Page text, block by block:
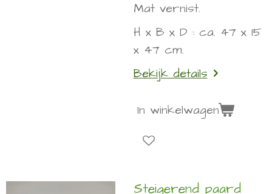
Mat vernist.
H x B x D : ca. 47 x 15
x 47 cm.
Bekijk details
In winkelwagen
Steigerend paard